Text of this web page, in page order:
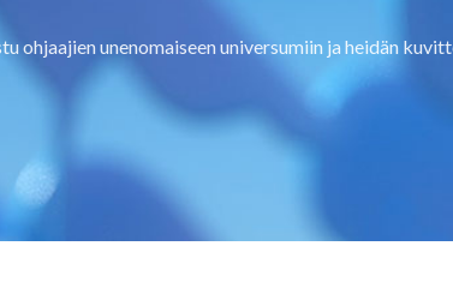
ohjaajien unenomaiseen universumiin ja heidän